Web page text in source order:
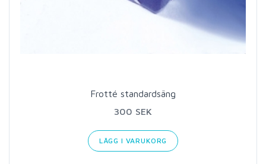
Frotté standardsäng
300 SEK
LÄGG I VARUKORG